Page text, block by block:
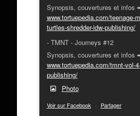
Synopsis, couvertures et infos
www.tortuepedia.com/teenage-
turtles-shredder-idw-publishing/
- TMNT - Journeys #12
Synopsis, couvertures et infos
www.tortuepedia.com/tmnt-vol-
publishing/
Photo
Voir sur Facebook · Partager